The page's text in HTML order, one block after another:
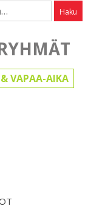
Haku
VAPAA-AIKA